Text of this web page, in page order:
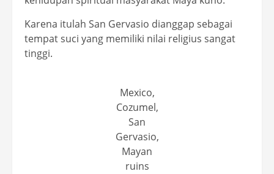
Karena itulah San Gervasio dianggap sebagai
tempat suci yang memiliki nilai religius sangat
tinggi.
Mexico,
Cozumel,
San
Gervasio,
Mayan
ruins